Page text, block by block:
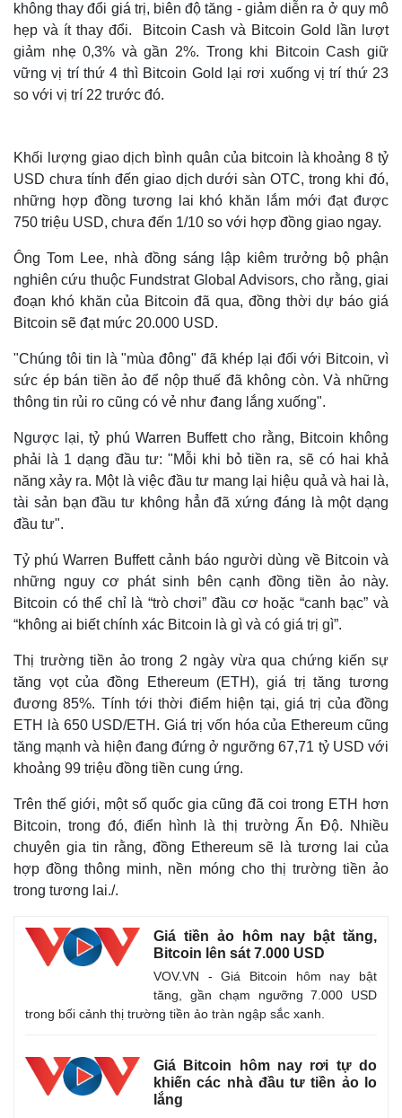
Thế giới
Quan sát
Cuộc sống đó đây
Hồ sơ
Multimedia
Video
Ảnh
E-Magazine
Infographic
không thay đổi giá trị, biên độ tăng - giảm diễn ra ở quy mô
hẹp và ít thay đổi. Bitcoin Cash và Bitcoin Gold lần lượt
giảm nhẹ 0,3% và gần 2%. Trong khi Bitcoin Cash giữ
vững vị trí thứ 4 thì Bitcoin Gold lại rơi xuống vị trí thứ 23
so với vị trí 22 trước đó.
Khối lượng giao dịch bình quân của bitcoin là khoảng 8 tỷ
USD chưa tính đến giao dịch dưới sàn OTC, trong khi đó,
những hợp đồng tương lai khó khăn lắm mới đạt được
750 triệu USD, chưa đến 1/10 so với hợp đồng giao ngay.
Ông Tom Lee, nhà đồng sáng lập kiêm trưởng bộ phận
nghiên cứu thuộc Fundstrat Global Advisors, cho rằng, giai
đoạn khó khăn của Bitcoin đã qua, đồng thời dự báo giá
Bitcoin sẽ đạt mức 20.000 USD.
"Chúng tôi tin là "mùa đông" đã khép lại đối với Bitcoin, vì
sức ép bán tiền ảo để nộp thuế đã không còn. Và những
thông tin rủi ro cũng có vẻ như đang lắng xuống".
Ngược lại, tỷ phú Warren Buffett cho rằng, Bitcoin không
phải là 1 dạng đầu tư: "Mỗi khi bỏ tiền ra, sẽ có hai khả
năng xảy ra. Một là việc đầu tư mang lại hiệu quả và hai là,
tài sản bạn đầu tư không hẳn đã xứng đáng là một dạng
đầu tư".
Tỷ phú Warren Buffett cảnh báo người dùng về Bitcoin và
những nguy cơ phát sinh bên cạnh đồng tiền ảo này.
Bitcoin có thể chỉ là “trò chơi” đầu cơ hoặc “canh bạc” và
“không ai biết chính xác Bitcoin là gì và có giá trị gì”.
Thị trường tiền ảo trong 2 ngày vừa qua chứng kiến sự
tăng vọt của đồng Ethereum (ETH), giá trị tăng tương
đương 85%. Tính tới thời điểm hiện tại, giá trị của đồng
ETH là 650 USD/ETH. Giá trị vốn hóa của Ethereum cũng
tăng mạnh và hiện đang đứng ở ngưỡng 67,71 tỷ USD với
khoảng 99 triệu đồng tiền cung ứng.
Trên thế giới, một số quốc gia cũng đã coi trong ETH hơn
Bitcoin, trong đó, điển hình là thị trường Ấn Độ. Nhiều
chuyên gia tin rằng, đồng Ethereum sẽ là tương lai của
hợp đồng thông minh, nền móng cho thị trường tiền ảo
trong tương lai./.
Giá tiền ảo hôm nay bật tăng,
Bitcoin lên sát 7.000 USD
VOV.VN - Giá Bitcoin hôm nay bật
tăng, gần chạm ngưỡng 7.000 USD
trong bối cảnh thị trường tiền ảo tràn ngập sắc xanh.
Giá Bitcoin hôm nay rơi tự do
khiến các nhà đầu tư tiền ảo lo
lắng